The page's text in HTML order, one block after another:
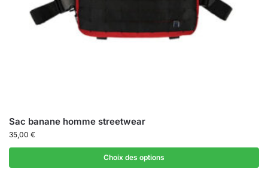
Sac banane homme streetwear
35,00 €
Choix des options